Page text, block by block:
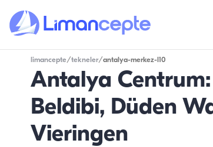
limancepte/tekneler/antalya-merkez-l10
Antalya
Beldibi, Düden
Vieringen